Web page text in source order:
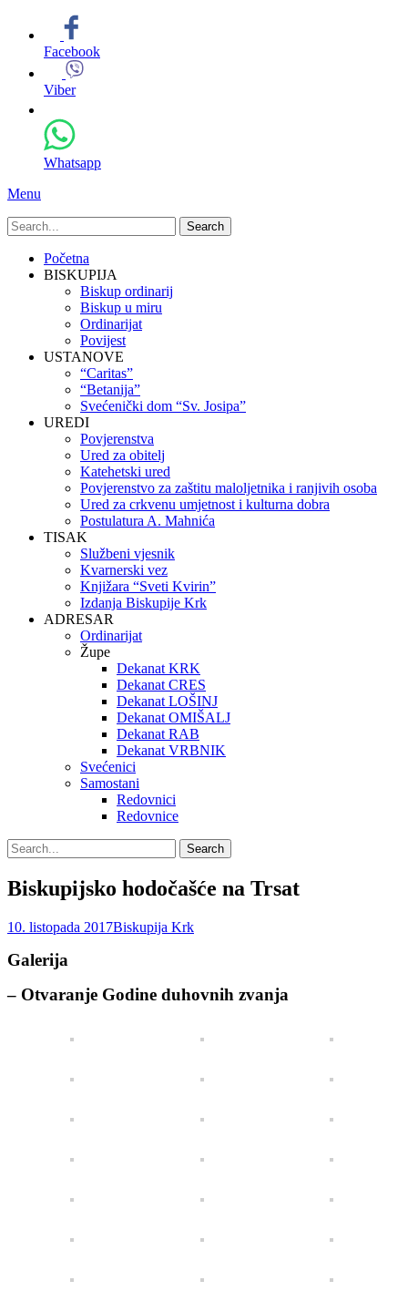
Facebook
Viber
Whatsapp
Menu
Search
for:
Primary
Menu
Skip
Početna
BISKUPIJA
Biskup ordinarij
Biskup u miru
Ordinarijat
Povijest
USTANOVE
“Caritas”
“Betanija”
Svećenički dom “Sv. Josipa”
UREDI
Povjerenstva
Ured za obitelj
Katehetski ured
Povjerenstvo za zaštitu maloljetnika i ranjivih osoba
Ured za crkvenu umjetnost i kulturna dobra
Postulatura A. Mahnića
TISAK
Službeni vjesnik
Kvarnerski vez
Knjižara “Sveti Kvirin”
Izdanja Biskupije Krk
ADRESAR
Ordinarijat
Župe
Dekanat KRK
Dekanat CRES
Dekanat LOŠINJ
Dekanat OMIŠALJ
Dekanat RAB
Dekanat VRBNIK
Svećenici
Samostani
Redovnici
Redovnice
Search
Search
for:
Biskupijsko hodočašće na Trsat
Posted
10. listopada 2017Author
Biskupija Krk
Galerija
– Otvaranje Godine duhovnih zvanja